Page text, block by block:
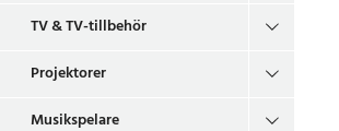
TV & TV-tillbehör
Projektorer
Musikspelare